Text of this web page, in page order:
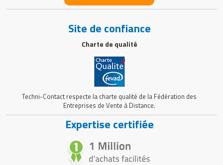
Site de confiance
Charte de qualité
Techni-Contact respecte la charte qualité de la Fédération des
Entreprises de Vente à Distance.
Expertise certifiée